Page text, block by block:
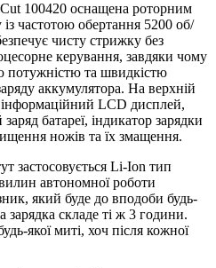
100420 оснащена роторним
частотою обертання 5200 об/
чисту стрижку без
керування, завдяки чому
потужністю та швидкістю
аккумулятора. На верхній
LCD дисплей,
батареї, індикатор зарядки
ножів та їх змащення.
застосовується Li-Ion тип
автономної роботи
який буде до вподоби будь-
зарядка складе ті ж 3 години.
якої миті, хоч після кожної